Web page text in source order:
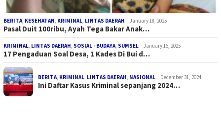
BERITA, KESEHATAN, KRIMINAL, LINTAS DAERAH January 18, 2025
Pasal Duit 100ribu, Ayah Tega Bakar Anak…
KRIMINAL, LINTAS DAERAH, SOSIAL - BUDAYA, SUMSEL January 16, 2025
17 Pengaduan Soal Desa, 1 Kades Di Bui d…
BERITA, KRIMINAL, LINTAS DAERAH, NASIONAL December 31, 2024
Ini Daftar Kasus Kriminal sepanjang 2024…